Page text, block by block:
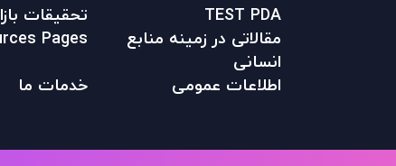
TEST PDA
تحقیقات
مقالاتی در زمينه منابع
انسانی
Pages
اطلاعات عمومی
خدمات ما